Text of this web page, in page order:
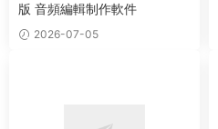
版 音頻編輯制作軟件
2026-07-05